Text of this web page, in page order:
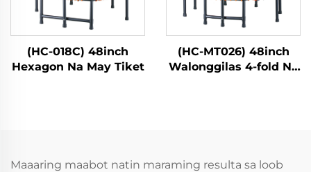
(HC-018C) 48inch
Hexagon Na May Tiket
(HC-MT026) 48inch
Walonggilas 4-fold Na
Maaaring maabot natin maraming resulta sa loob